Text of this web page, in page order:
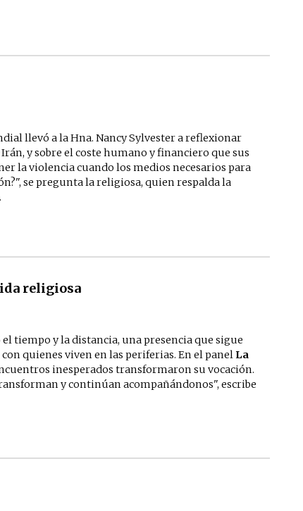
llevó a la Hna. Nancy Sylvester a reflexionar
y sobre el coste humano y financiero que sus
la violencia cuando los medios necesarios para
se pregunta la religiosa, quien respalda la
religiosa
tiempo y la distancia, una presencia que sigue
quienes viven en las periferias. En el panelLa
inesperados transformaron su vocación.
y continúan acompañándonos", escribe